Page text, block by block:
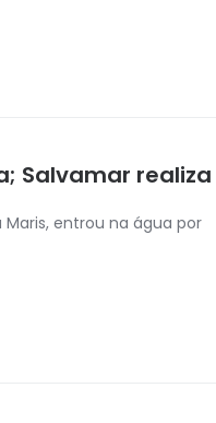
Salvamar realiza
entrou na água por